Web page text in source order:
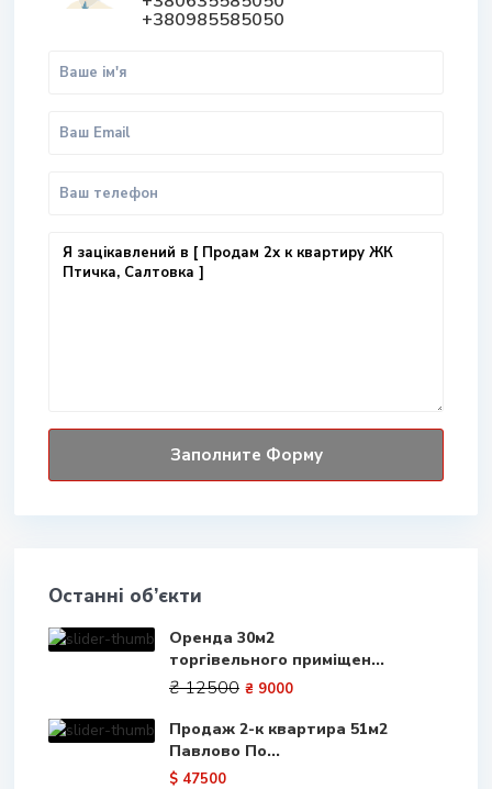
+380985585050
Останні об’єкти
Оренда 30м2
торгівельного приміщен...
₴ 12500 ₴ 9000
Продаж 2-к квартира 51м2
Павлово По...
$ 47500